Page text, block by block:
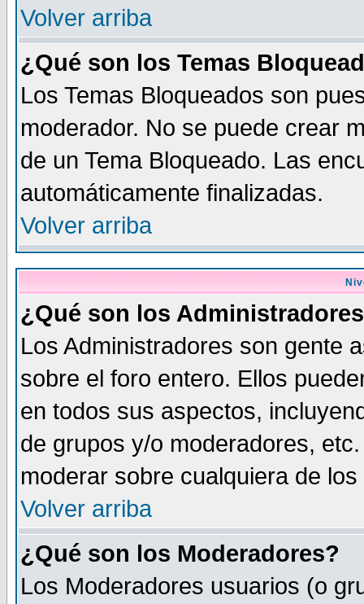
Volver arriba
¿Qué son los Temas
Los Temas Bloqueados son
moderador. No se puede crear
de un Tema Bloqueado. Las
automáticamente finalizadas.
Volver arriba
¿Qué son los
Los Administradores son gente
sobre el foro entero. Ellos
en todos sus aspectos,
de grupos y/o moderadores,
moderar sobre cualquiera de
Volver arriba
¿Qué son los Moderadores?
Los Moderadores usuarios (o